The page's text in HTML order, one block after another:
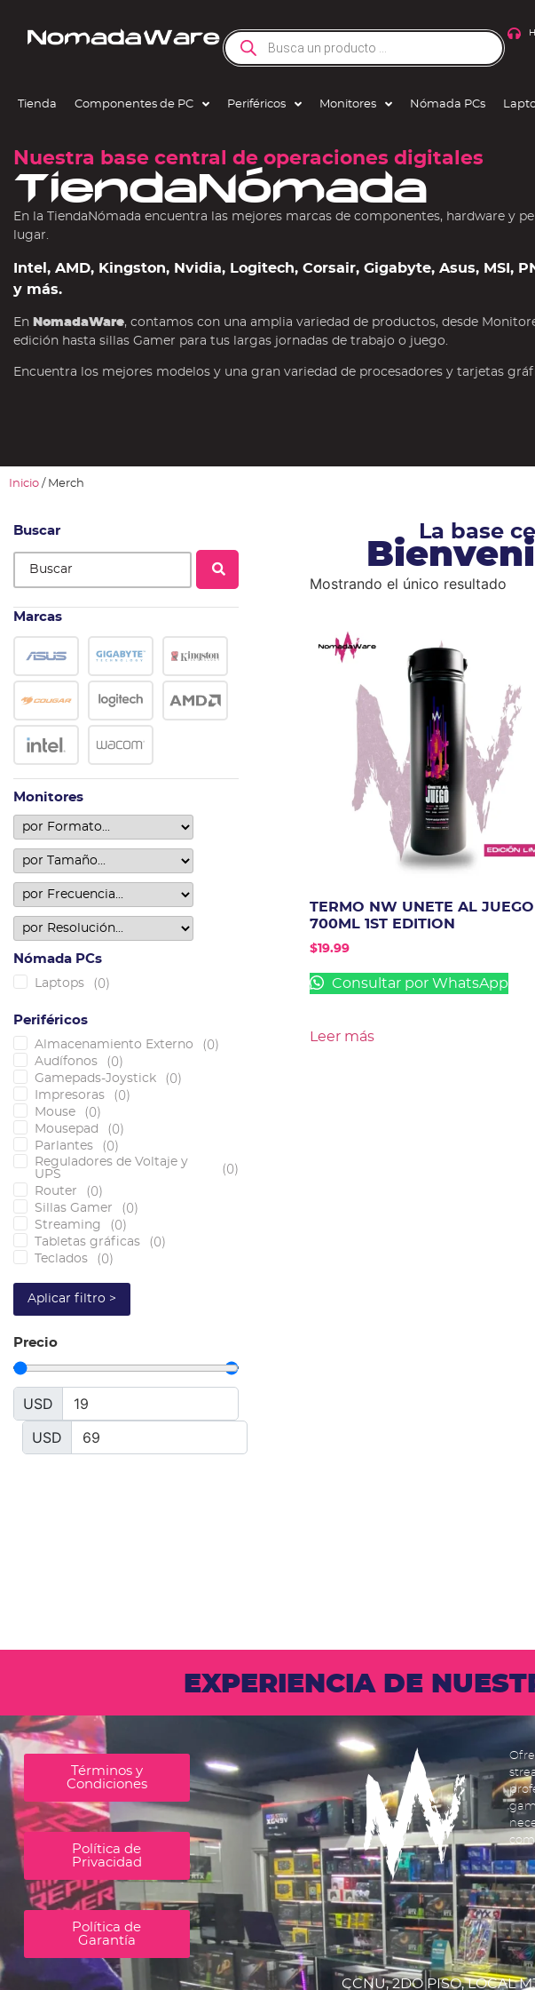
Tienda Componentes de PC Periféricos Monitores Nómada PCs
Nuestra base central de operaciones digitales
TiendaNómada
En la TiendaNómada encuentra las mejores marcas de componentes, hardware y
lugar.
Intel, AMD, Kingston, Nvidia, Logitech, Corsair, Gigabyte, Asus, MSI,
y más.
En NomadaWare, contamos con una amplia variedad de productos, desde
edición hasta sillas Gamer para tus largas jornadas de trabajo o juego.
Encuentra los mejores modelos y una gran variedad de procesadores y tarjetas
Inicio / Merch
Buscar
Marcas
Monitores
Nómada PCs
Laptops (0)
Periféricos
Almacenamiento Externo (0)
Audífonos (0)
Gamepads-Joystick (0)
Impresoras (0)
Mouse (0)
Mousepad (0)
Parlantes (0)
Reguladores de Voltaje y
UPS
(0)
Router (0)
Sillas Gamer (0)
Streaming (0)
Tabletas gráficas (0)
Teclados (0)
Aplicar filtro >
Precio
USD
USD
La base
Mostrando el único resultado
TERMO NW UNETE AL JUEGO
700ML 1ST EDITION
$19.99
Consultar por WhatsApp
Leer más
EXPERIENCIA DE
Términos y
Condiciones
Política de
Privacidad
Política de
Garantía
CCNU, 2DO PISO, LOCAL